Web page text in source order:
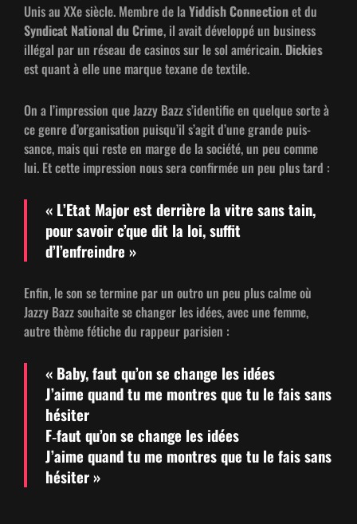
Unis au XXe siè­cle. Mem­bre de laYid­dish Con­nec­tionet du
Syn­di­cat Nation­al du Crime, il avait dévelop­pé un busi­ness
illé­gal par un réseau de casi­nos sur le sol améri­cain. Dick­ies
est quant à elle une mar­que tex­ane de textile.
On a l’im­pres­sion que Jazzy Bazz s’i­den­ti­fie en quelque sorte à
ce genre d’or­gan­i­sa­tion puisqu’il s’ag­it d’une grande puis­
sance, mais qui reste en marge de la société, un peu comme
lui. Et cette impres­sion nous sera con­fir­mée un peu plus tard :
« L’E­tat Major est der­rière la vit­re sans tain,
pour savoir c’que dit la loi, suf­fit
d’l’enfreindre »
Enfin, le son se ter­mine par un out­ro un peu plus calme où
Jazzy Bazz souhaite se chang­er les idées, avec une femme,
autre thème fétiche du rappeur parisien :
« Baby, faut qu’on se change les idées
J’aime quand tu me mon­tres que tu le fais sans
hésiter
F‑faut qu’on se change les idées
J’aime quand tu me mon­tres que tu le fais sans
hésiter »